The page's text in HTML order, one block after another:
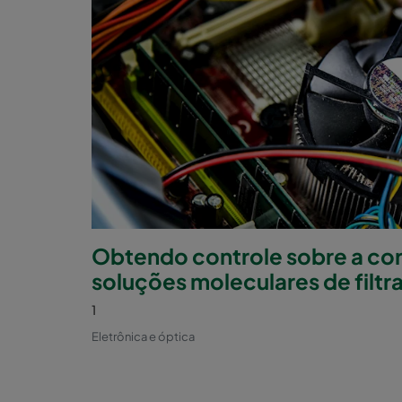
Obtendo controle sobre a
soluções moleculares de
1
Eletrônica e óptica